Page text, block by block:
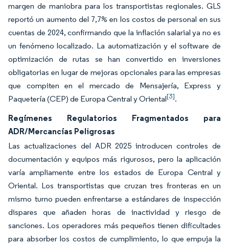
margen de maniobra para los transportistas regionales. GLS
reportó un aumento del 7,7% en los costos de personal en sus
cuentas de 2024, confirmando que la inflación salarial ya no es
un fenómeno localizado. La automatización y el software de
optimización de rutas se han convertido en inversiones
obligatorias en lugar de mejoras opcionales para las empresas
que compiten en el mercado de Mensajería, Express y
Paquetería (CEP) de Europa Central y Oriental[3].
Regímenes Regulatorios Fragmentados para
ADR/Mercancías Peligrosas
Las actualizaciones del ADR 2025 introducen controles de
documentación y equipos más rigurosos, pero la aplicación
varía ampliamente entre los estados de Europa Central y
Oriental. Los transportistas que cruzan tres fronteras en un
mismo turno pueden enfrentarse a estándares de inspección
dispares que añaden horas de inactividad y riesgo de
sanciones. Los operadores más pequeños tienen dificultades
para absorber los costos de cumplimiento, lo que empuja la